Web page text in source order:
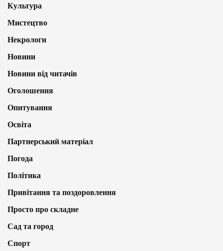
Культура
Мистецтво
Некрологи
Новини
Новини від читачів
Оголошення
Опитування
Освіта
Партнерський матеріал
Погода
Політика
Привітання та поздоровлення
Просто про складне
Сад та город
Спорт